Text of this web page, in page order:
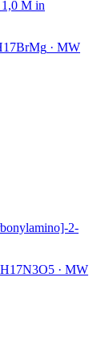
M in
· MW
2-
· MW